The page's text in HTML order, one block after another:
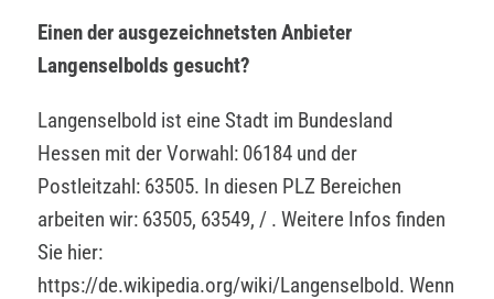
Einen der ausgezeichnetsten Anbieter
Langenselbolds gesucht?
Langenselbold ist eine Stadt im Bundesland
Hessen mit der Vorwahl: 06184 und der
Postleitzahl: 63505. In diesen PLZ Bereichen
arbeiten wir: 63505, 63549, / . Weitere Infos finden
Sie hier:
https://de.wikipedia.org/wiki/Langenselbold. Wenn